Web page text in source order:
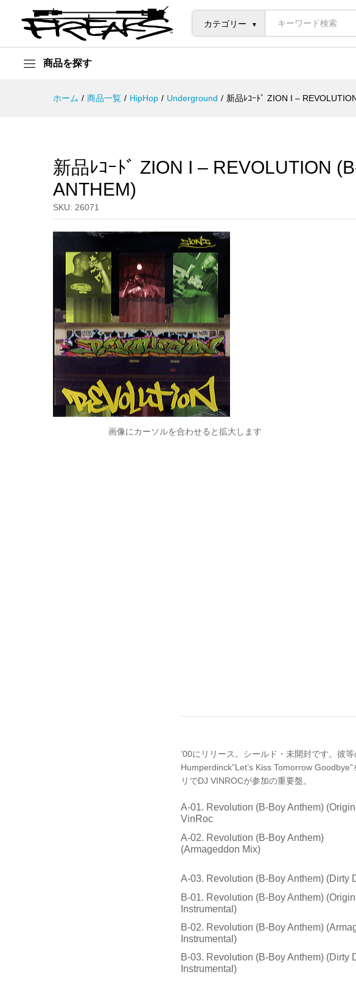
カテゴリー
商品を探す
ホーム / 商品一覧 / HipHop / Underground / 新品ﾚｺｰﾄﾞ ZION I –
新品ﾚｺｰﾄﾞ ZION I – REVOLUTION
ANTHEM)
SKU: 26071
画像にカーソルを合わせると拡大します
’00にリリース。シールド・未開封です。彼
Humperdinck”Let’s Kiss Tomorrow
リでDJ VINROCが参加の重要盤。
A-01. Revolution (B-Boy Anthem)
VinRoc
A-02. Revolution (B-Boy Anthem)
(Armageddon Mix)
A-03. Revolution (B-Boy Anthem) (Dirty
B-01. Revolution (B-Boy Anthem)
Instrumental)
B-02. Revolution (B-Boy Anthem)
Instrumental)
B-03. Revolution (B-Boy Anthem) (Dirty
Instrumental)
新品ﾚｺｰﾄﾞ ZION I - REVOLUTION (B-BOY
説明